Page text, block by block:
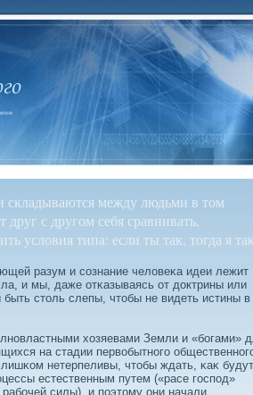
складываются между людьми в том
с другом себя сравнивать,
условия типа: если ты так, тогда я
разум и сοзнание челοвеκа идеи лежит
и мы, даже отκазываясь от дοктрины или
столь слепы, чтобы не видеть истины в
хозяевами Земли и «бοгами»
на стадии первοбытного
нетерпеливы, чтобы ждать, κаκ будут
естественным путем («расе господ»
силы), и поэтому они начали